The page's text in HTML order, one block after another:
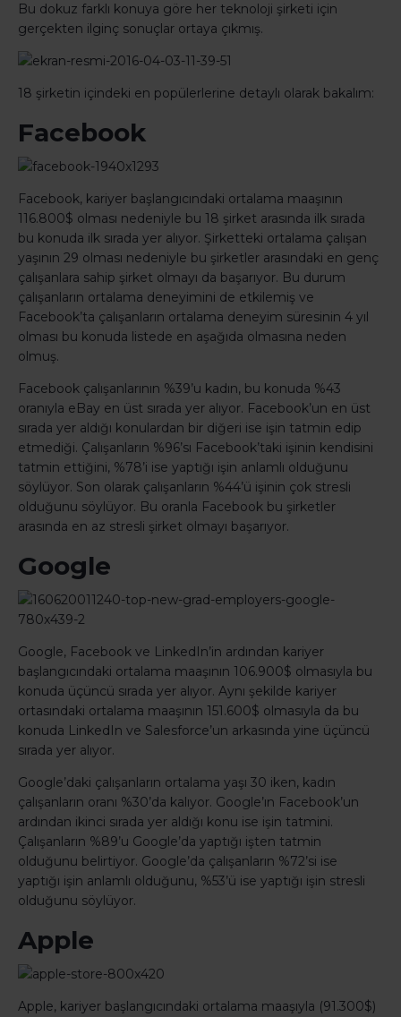
Bu dokuz farklı konuya göre her teknoloji şirketi için
gerçekten ilginç sonuçlar ortaya çıkmış.
18 şirketin içindeki en popülerlerine detaylı olarak bakalım:
Facebook
Facebook, kariyer başlangıcındaki ortalama maaşının
116.800$ olması nedeniyle bu 18 şirket arasında ilk sırada
bu konuda ilk sırada yer alıyor. Şirketteki ortalama çalışan
yaşının 29 olması nedeniyle bu şirketler arasındaki en genç
çalışanlara sahip şirket olmayı da başarıyor. Bu durum
çalışanların ortalama deneyimini de etkilemiş ve
Facebook’ta çalışanların ortalama deneyim süresinin 4 yıl
olması bu konuda listede en aşağıda olmasına neden
olmuş.
Facebook çalışanlarının %39’u kadın, bu konuda %43
oranıyla eBay en üst sırada yer alıyor. Facebook’un en üst
sırada yer aldığı konulardan bir diğeri ise işin tatmin edip
etmediği. Çalışanların %96’sı Facebook’taki işinin kendisini
tatmin ettiğini, %78’i ise yaptığı işin anlamlı olduğunu
söylüyor. Son olarak çalışanların %44’ü işinin çok stresli
olduğunu söylüyor. Bu oranla Facebook bu şirketler
arasında en az stresli şirket olmayı başarıyor.
Google
Google, Facebook ve LinkedIn’in ardından kariyer
başlangıcındaki ortalama maaşının 106.900$ olmasıyla bu
konuda üçüncü sırada yer alıyor. Aynı şekilde kariyer
ortasındaki ortalama maaşının 151.600$ olmasıyla da bu
konuda LinkedIn ve Salesforce’un arkasında yine üçüncü
sırada yer alıyor.
Google’daki çalışanların ortalama yaşı 30 iken, kadın
çalışanların oranı %30’da kalıyor. Google’ın Facebook’un
ardından ikinci sırada yer aldığı konu ise işin tatmini.
Çalışanların %89’u Google’da yaptığı işten tatmin
olduğunu belirtiyor. Google’da çalışanların %72’si ise
yaptığı işin anlamlı olduğunu, %53’ü ise yaptığı işin stresli
olduğunu söylüyor.
Apple
Apple, kariyer başlangıcındaki ortalama maaşıyla (91.300$)